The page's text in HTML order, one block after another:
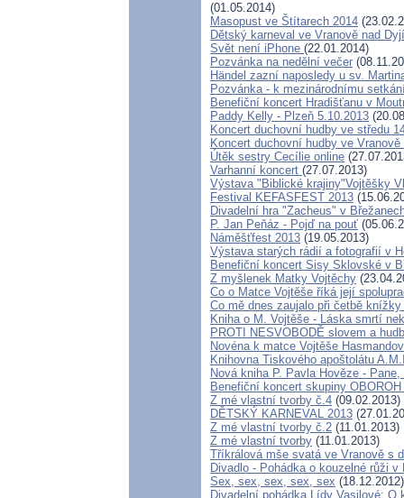
(01.05.2014)
Masopust ve Štítarech 2014
Dětský karneval ve Vranově nad Dyjí
Svět není iPhone (22.01.2014)
Pozvánka na nedělní večer
Händel zazní naposledy u sv.
Pozvánka - k mezinárodnímu
Benefiční koncert Hradišťanu v
Paddy Kelly - Plzeň 5.10.2013
Koncert duchovní hudby ve středu
Koncert duchovní hudby ve
Útěk sestry Cecílie online
Varhanní koncert (27.07.2013)
Výstava "Biblické krajiny"Vojtěšky
Festival KEFASFEST 2013
Divadelní hra "Zacheus" v
P. Jan Peňáz - Pojď na pouť
Náměšťfest 2013 (19.05.2013)
Výstava starých rádií a fotografií v
Benefiční koncert Sisy Sklovské v
Z myšlenek Matky Vojtěchy
Co o Matce Vojtěše říká její
Co mě dnes zaujalo při četbě
Kniha o M. Vojtěše - Láska smrtí
PROTI NESVOBODĚ slovem a
Novéna k matce Vojtěše
Knihovna Tiskového apoštolátu
Nová kniha P. Pavla Hověze -
Benefiční koncert skupiny
Z mé vlastní tvorby č.4 (09.02.2013)
DĚTSKÝ KARNEVAL 2013
Z mé vlastní tvorby č.2 (11.01.2013)
Z mé vlastní tvorby (11.01.2013)
Tříkrálová mše svatá ve Vranově s
Divadlo - Pohádka o kouzelné růži
Sex, sex, sex, sex, sex (18.12.2012)
Divadelní pohádka Lídy Vasilové: O